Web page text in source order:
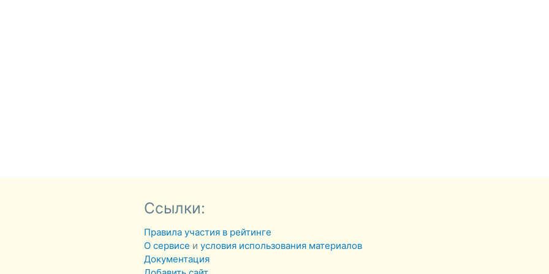
Ссылки:
Правила участия в рейтинге
О сервисе иусловия использования материалов
Документация